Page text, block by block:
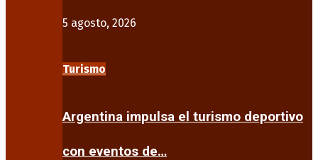
5 agosto, 2026
Turismo
Argentina impulsa el turismo deportivo
con eventos de…